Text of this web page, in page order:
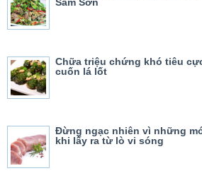
Chữa triệu chứng khó tiêu
cuốn lá lốt
Đừng ngạc nhiên vì những
khi lấy ra từ lò vi sóng